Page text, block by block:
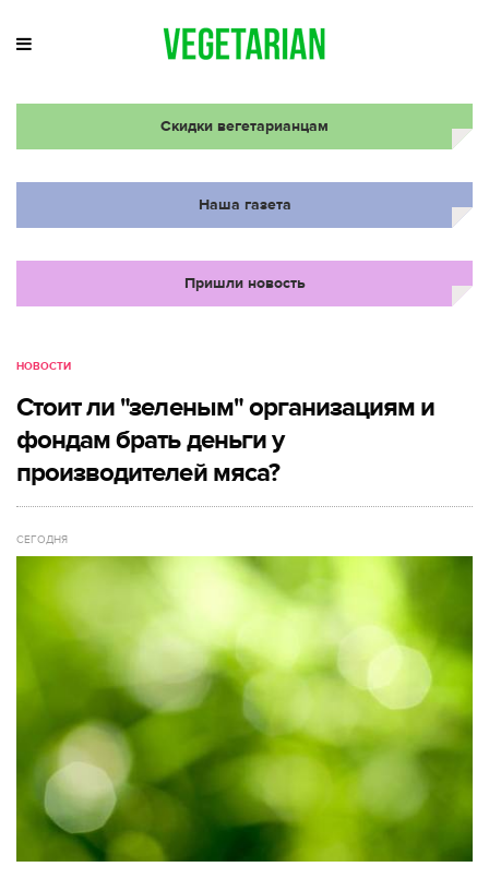
Скидки вегетарианцам
Наша газета
Пришли новость
НОВОСТИ
Стоит ли "зеленым" организациям и
фондам брать деньги у
производителей мяса?
СЕГОДНЯ